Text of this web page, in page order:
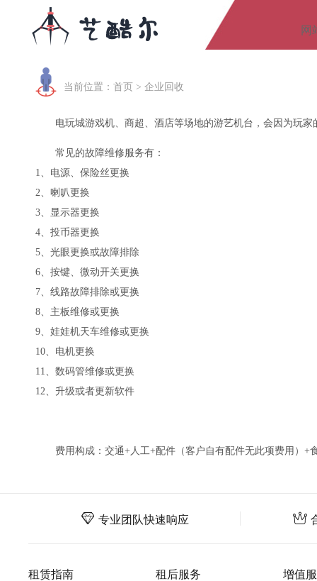
网
当前位置： 首页 > 企业回收
电玩城游戏机、商超、酒店等场地的游艺机台，会因为玩
常见的故障维修服务有：
1、电源、保险丝更换
2、喇叭更换
3、显示器更换
4、投币器更换
5、光眼更换或故障排除
6、按键、微动开关更换
7、线路故障排除或更换
8、主板维修或更换
9、娃娃机天车维修或更换
10、电机更换
11、数码管维修或更换
12、升级或者更新软件
费用构成：交通+人工+配件（客户自有配件无此项费用）+
专业团队快速响应
租赁指南 租后服务 增值